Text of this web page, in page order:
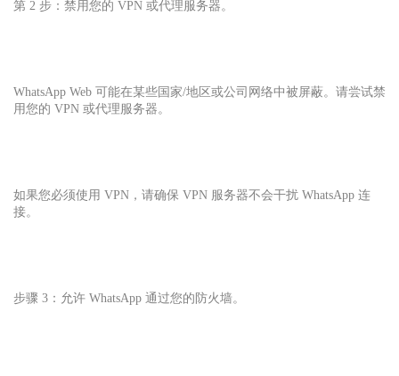
第 2 步：禁用您的 VPN 或代理服务器。
WhatsApp Web 可能在某些国家/地区或公司网络中被屏蔽。请尝试禁
用您的 VPN 或代理服务器。
如果您必须使用 VPN，请确保 VPN 服务器不会干扰 WhatsApp 连
接。
步骤 3：允许 WhatsApp 通过您的防火墙。